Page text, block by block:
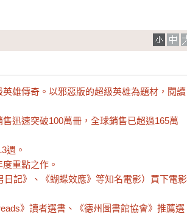
雄傳奇。以邪惡版的超級英雄為題材，閱讀
迅速突破100萬冊，全球銷售已超過165萬
週。
重點之作。
記》、《蝴蝶效應》等知名電影）買下電影
》讀者選書、《德州圖書館協會》推薦選